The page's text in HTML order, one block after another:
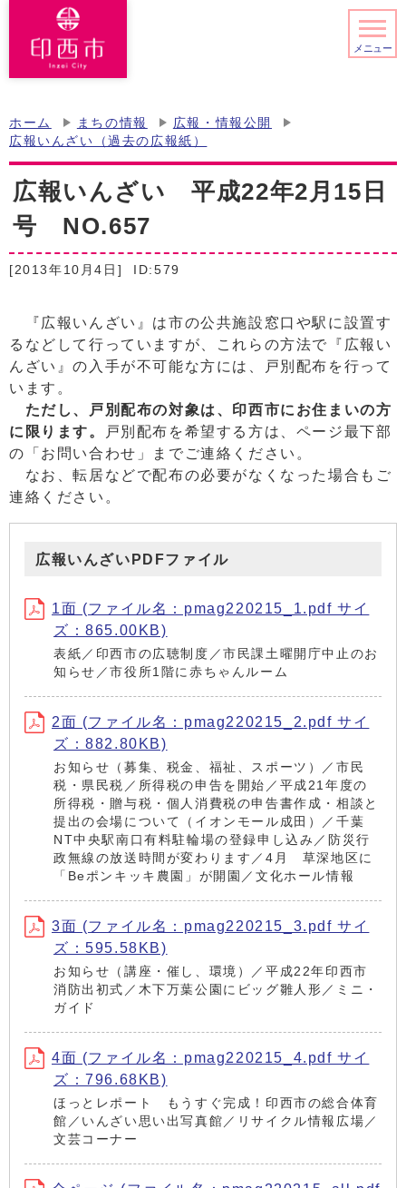
メニュー
ホーム まちの情報
広報・情報公開
広報いんざい（過去の広報紙）
広報いんざい 平成22年2月15日
号 NO.657
[2013年10月4日] ID:579
『広報いんざい』は市の公共施設窓口や駅に設置す
るなどして行っていますが、これらの方法で『広報い
んざい』の入手が不可能な方には、戸別配布を行って
います。
ただし、戸別配布の対象は、印西市にお住まいの方
に限ります。
戸別配布を希望する方は、ページ最下部
の「お問い合わせ」までご連絡ください。
なお、転居などで配布の必要がなくなった場合もご
連絡ください。
広報いんざいPDFファイル
1面 (ファイル名：pmag220215_1.pdf サイ
ズ：865.00KB)
表紙／印西市の広聴制度／市民課土曜開庁中止のお
知らせ／市役所1階に赤ちゃんルーム
2面 (ファイル名：pmag220215_2.pdf サイ
ズ：882.80KB)
お知らせ（募集、税金、福祉、スポーツ）／市民
税・県民税／所得税の申告を開始／平成21年度の
所得税・贈与税・個人消費税の申告書作成・相談と
提出の会場について（イオンモール成田）／千葉
NT中央駅南口有料駐輪場の登録申し込み／防災行
政無線の放送時間が変わります／4月 草深地区に
「Beポンキッキ農園」が開園／文化ホール情報
3面 (ファイル名：pmag220215_3.pdf サイ
ズ：595.58KB)
お知らせ（講座・催し、環境）／平成22年印西市
消防出初式／木下万葉公園にビッグ雛人形／ミニ・
ガイド
4面 (ファイル名：pmag220215_4.pdf サイ
ズ：796.68KB)
ほっとレポート もうすぐ完成！印西市の総合体育
館／いんざい思い出写真館／リサイクル情報広場／
文芸コーナー